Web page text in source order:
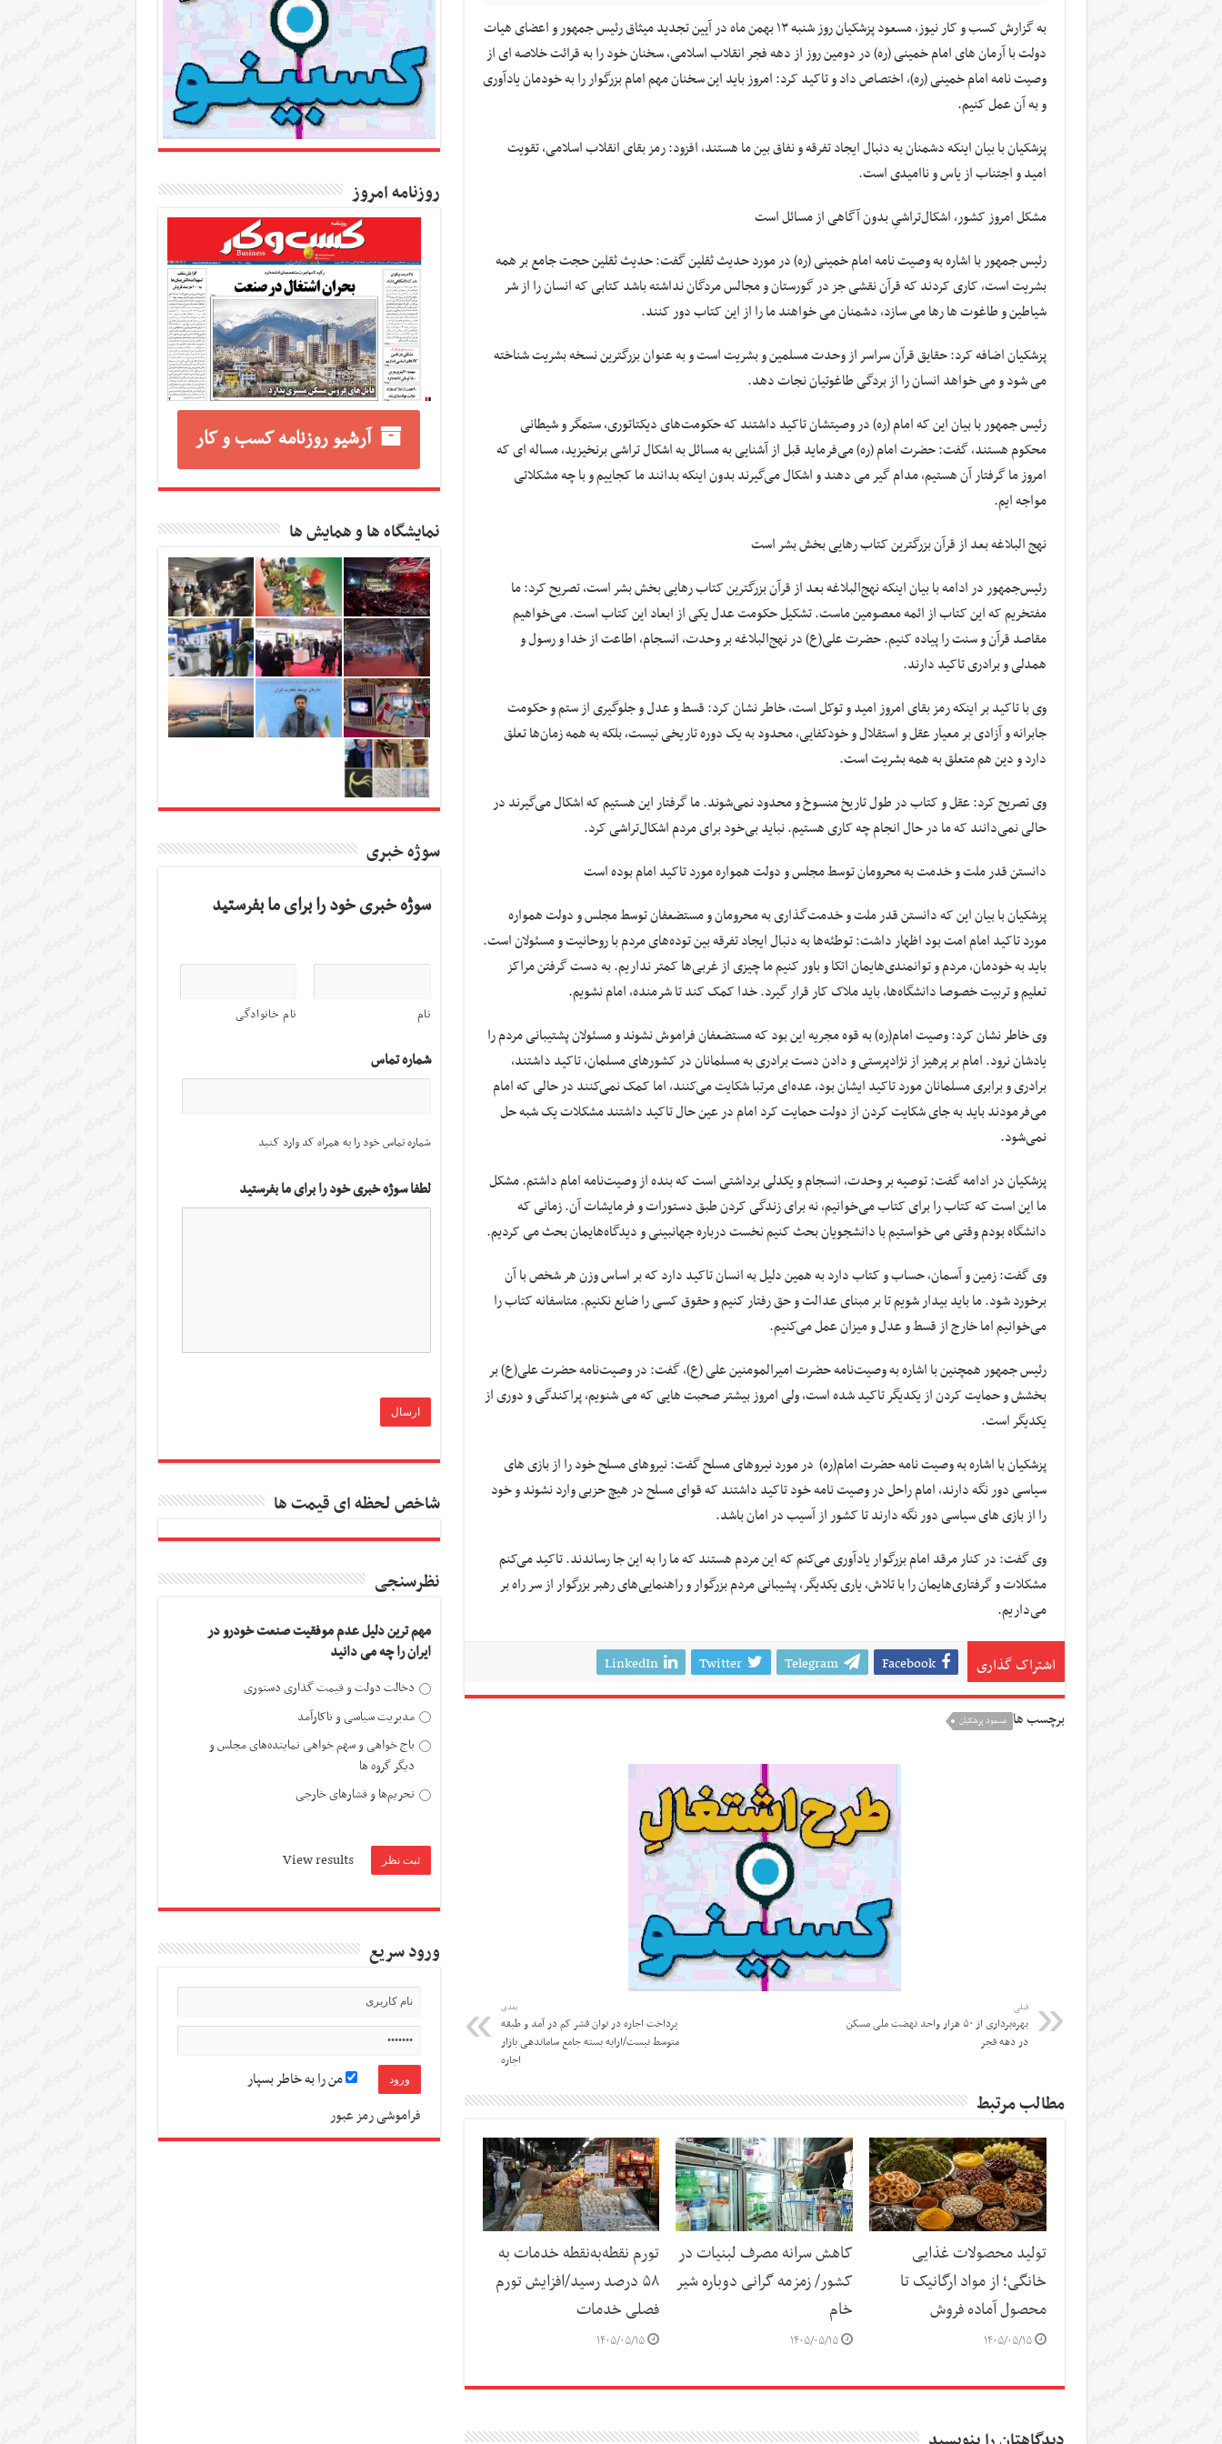
به گزارش کسب و کار نیوز، مسعود پزشکیان روز شنبه ۱۳ بهمن ماه در آیین تجدید میثاق رئیس جمهور و اعضای هیات
دولت با آرمان های امام خمینی (ره) در دومین روز از دهه فجر انقلاب اسلامی، سخنان خود را به قرائت خلاصه ای از
وصیت نامه امام خمینی (ره)، اختصاص داد و تاکید کرد: امروز باید این سخنان مهم امام بزرگوار را به خودمان یادآوری
و به آن عمل کنیم.
پزشکیان با بیان اینکه دشمنان به دنبال ایجاد تفرقه و نفاق بین ما هستند، افزود: رمز بقای انقلاب اسلامی، تقویت
امید و اجتناب از یاس و ناامیدی است.
مشکل امروز کشور، اشکال‌تراشیِ بدون آگاهی از مسائل است
رئیس جمهور با اشاره به وصیت نامه امام خمینی (ره) در مورد حدیث ثقلین گفت: حدیث ثقلین حجت جامع بر همه
بشریت است، کاری کردند که قرآن نقشی جز در گورستان و مجالس مردگان نداشته باشد کتابی که انسان را از شر
شیاطین و طاغوت ها رها می سازد، دشمنان می خواهند ما را از این کتاب دور کنند.
پزشکیان اضافه کرد: حقایق قرآن سراسر از وحدت مسلمین و بشریت است و به عنوان بزرگترین نسخه بشریت شناخته
می شود و می خواهد انسان را از بردگی طاغوتیان نجات دهد.
رئیس جمهور با بیان این که امام (ره) در وصیتشان تاکید داشتند که حکومت‌های دیکتاتوری، ستمگر و شیطانی
محکوم هستند، گفت: حضرت امام (ره) می‌فرماید قبل از آشنایی به مسائل به اشکال تراشی برنخیزید، مساله ای که
امروز ما گرفتار آن هستیم، مدام گیر می دهند و اشکال می‌گیرند بدون اینکه بدانند ما کجاییم و با چه مشکلاتی
مواجه ایم.
نهج البلاغه بعد از قرآن بزرگترین کتاب رهایی بخش بشر است
رئیس‌جمهور در ادامه با بیان اینکه نهج‌البلاغه بعد از قرآن بزرگترین کتاب رهایی بخش بشر است، تصریح کرد: ما
مفتخریم که این کتاب از ائمه معصومین ماست. تشکیل حکومت عدل یکی از ابعاد این کتاب است. می‌خواهیم
مقاصد قرآن و سنت را پیاده کنیم. حضرت علی(ع) در نهج‌البلاغه بر وحدت، انسجام، اطاعت از خدا و رسول و
همدلی و برادری تاکید دارند.
وی با تاکید بر اینکه رمز بقای امروز امید و توکل است، خاطر نشان کرد: قسط و عدل و جلوگیری از ستم و حکومت
جابرانه و آزادی بر معیار عقل و استقلال و خودکفایی، محدود به یک دوره تاریخی نیست، بلکه به همه زمان‌ها تعلق
دارد و دین هم متعلق به همه بشریت است.
وی تصریح کرد: عقل و کتاب در طول تاریخ منسوخ و محدود نمی‌شوند. ما گرفتار این هستیم که اشکال می‌گیرند در
حالی نمی‌دانند که ما در حال انجام چه کاری هستیم. نباید بی‌خود برای مردم اشکال‌تراشی کرد.
دانستن قدر ملت و خدمت به محرومان توسط مجلس و دولت همواره مورد تاکید امام بوده است
پزشکیان با بیان این که دانستن قدر ملت و خدمت‌گذاری به محرومان و مستضعفان توسط مجلس و دولت همواره
مورد تاکید امام امت بود اظهار داشت: توطئه‌ها به دنبال ایجاد تفرقه بین توده‌های مردم با روحانیت و مسئولان است.
باید به خودمان، مردم‌ و توانمندی‌هایمان اتکا و باور کنیم ما چیزی از غربی‌ها کمتر نداریم. به دست گرفتن مراکز
تعلیم و تربیت خصوصا دانشگاه‌ها، باید ملاک کار قرار گیرد. خدا کمک کند تا شرمنده، امام نشویم.
وی خاطر نشان کرد: وصیت امام(ره) به قوه مجریه این بود که مستضعفان فراموش نشوند و مسئولان پشتیبانی مردم را
یادشان نرود. امام بر پرهیز از نژادپرستی و دادن دست برادری به مسلمانان در کشورهای مسلمان، تاکید داشتند،
برادری و برابری مسلمانان مورد تاکید ایشان بود، عده‌ای مرتبا شکایت می‌کنند، اما کمک نمی‌کنند در حالی که امام
می‌فرمودند باید به جای شکایت کردن از دولت حمایت کرد امام در عین حال تاکید داشتند مشکلات یک شبه حل
نمی‌شود.
پزشکیان در ادامه گفت: توصیه بر وحدت، انسجام و یکدلی برداشتی است که بنده از وصیت‌نامه امام داشتم. مشکل
ما این است که کتاب را برای کتاب می‌خوانیم، نه برای زندگی کردن طبق دستورات و فرمایشات آن. زمانی که
دانشگاه بودم وقتی می خواستیم با دانشجویان بحث کنیم نخست درباره جهانبینی و دیدگاه‌هایمان بحث می کردیم.
وی گفت: زمین و آسمان، حساب و کتاب دارد به همین دلیل به انسان تاکید دارد که بر اساس وزن هر شخص با آن
برخورد شود. ما باید بیدار شویم تا بر مبنای عدالت و حق رفتار کنیم و حقوق کسی را ضایع نکنیم. متاسفانه کتاب را
می‌خوانیم اما خارج از قسط و عدل و میزان عمل می‌کنیم.
رئیس جمهور همچنین با اشاره به وصیت‌نامه حضرت امیرالمومنین علی (ع)، گفت: در وصیت‌نامه حضرت علی(ع) بر
بخشش و حمایت کردن از یکدیگر تاکید شده است، ولی امروز بیشتر صحبت هایی که می شنویم، پراکندگی و دوری از
یکدیگر است.
پزشکیان با اشاره به وصیت نامه حضرت امام(ره) در مورد نیروهای مسلح گفت: نیروهای مسلح خود را از بازی های
سیاسی دور نگه دارند، امام راحل در وصیت نامه خود تاکید داشتند که قوای مسلح در هیچ حزبی وارد نشوند و خود
را از بازی های سیاسی دور نگه دارند تا کشور از آسیب در امان باشد.
وی گفت: در کنار مرقد امام بزرگوار یادآوری می‌کنم که این مردم هستند که ما را به این جا رساندند. تاکید می‌کنم
مشکلات و گرفتاری‌هایمان را با تلاش، یاری یکدیگر، پشیبانی مردم بزرگوار و راهنمایی‌های رهبر بزرگوار از سر راه بر
می‌داریم.
اشتراک گذاری Facebook
Telegram
Twitter
LinkedIn
برچسب ها مسعود پزشکیان
قبلی
بهره‌برداری از ۵۰ هزار واحد نهضت ملی مسکن
در دهه فجر
بعدی
پرداخت اجاره‌ در توان قشر کم در آمد و طبقه
متوسط نیست/ارایه بسته جامع ساماندهی بازار
اجاره
مطالب مرتبط
تولید محصولات غذایی
خانگی؛ از مواد ارگانیک تا
محصول آماده فروش
۱۴۰۵/۰۵/۱۵
کاهش سرانه مصرف لبنیات در
کشور/ زمزمه گرانی دوباره شیر
خام
۱۴۰۵/۰۵/۱۵
تورم نقطه‌به‌نقطه خدمات به
۵۸ درصد رسید/افزایش تورم
فصلی خدمات
۱۴۰۵/۰۵/۱۵
روزنامه امروز
آرشیو روزنامه کسب و کار
نمایشگاه ها و همایش ها
سوژه خبری
سوژه خبری خود را برای ما بفرستید
نام نام خانوادگی
شماره تماس
شماره تماس خود را به همراه کد وارد کنید
لطفا سوژه خبری خود را برای ما بفرستید
شاخص لحظه ای قیمت ها
نظرسنجی
مهم ترین دلیل عدم موفقیت صنعت خودرو در
ایران را چه می دانید
دخالت دولت و قیمت گذاری دستوری
مدیریت سیاسی و ناکارآمد
باج خواهی و سهم خواهی نماینده‌های مجلس و
دیگر گروه ها
تحریم‌ها و فشارهای خارجی
View results
ورود سریع
من را به خاطر بسپار
فراموشی رمز عبور